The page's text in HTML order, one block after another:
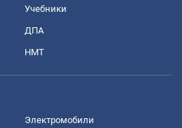
Учебники
ДПА
НМТ
Электромобили